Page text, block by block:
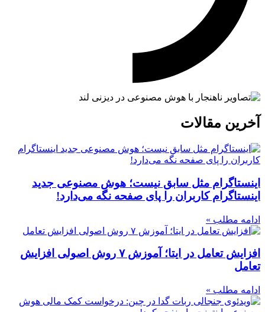
آخرین مقالات
اینستاگرام مثل سابق نیست؛ هوش مصنوعی جدید
اینستاگرام کاربران را پای صفحه نگه می‌دارد!
ادامه مطلب »
افزایش تعامل در ایتا؛ آموزش ۷ روش اصولی افزایش
تعامل
ادامه مطلب »